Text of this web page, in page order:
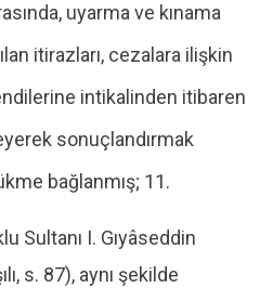
uyarma ve kınama
itirazları, cezalara ilişkin
intikalinden itibaren
sonuçlandırmak
bağlanmış; 11.
Sultanı I. Gıyâseddin
s. 87), aynı şekilde